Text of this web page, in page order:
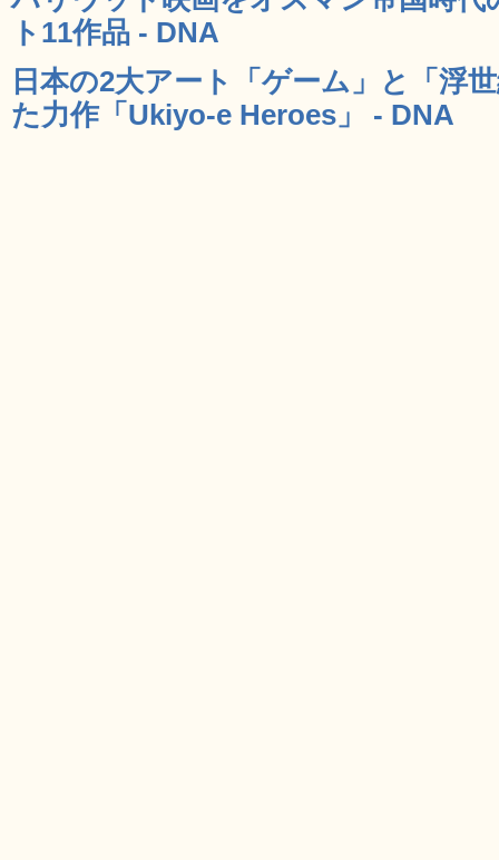
ト11作品 - DNA
日本の2大アート「ゲーム」と「浮
た力作「Ukiyo-e Heroes」 - DNA